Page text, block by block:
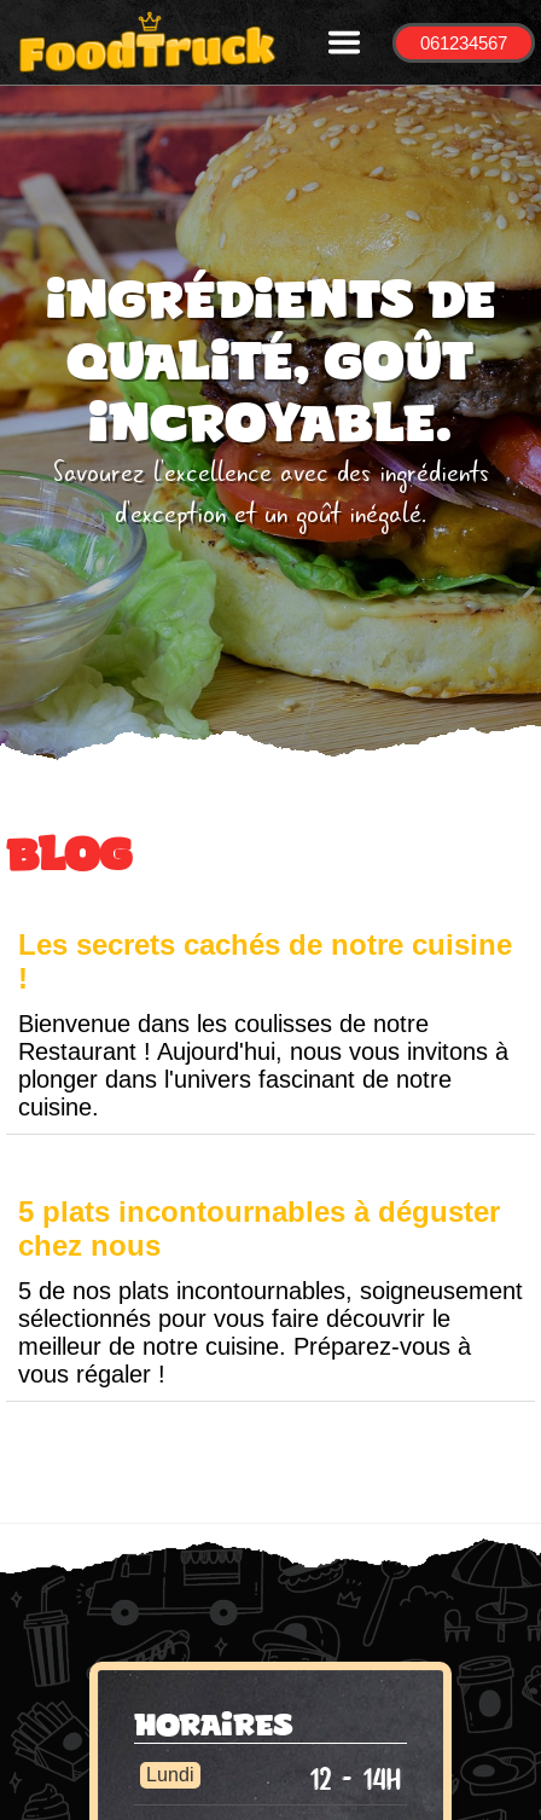
Édite ton logo,
tes liens 🎨
061234567
Ton texte et
image
d'accroche 👍
Ingrédients de
qualité, goût
incroyable.
Savourez l'excellence avec des ingrédients
d'exception et un goût inégalé.
Blog
Les secrets cachés de notre cuisine
!
Bienvenue dans les coulisses de notre
Restaurant ! Aujourd'hui, nous vous invitons à
plonger dans l'univers fascinant de notre
cuisine.
5 plats incontournables à déguster
chez nous
5 de nos plats incontournables, soigneusement
sélectionnés pour vous faire découvrir le
meilleur de notre cuisine. Préparez-vous à
vous régaler !
Horaires
Lundi 12 - 14h